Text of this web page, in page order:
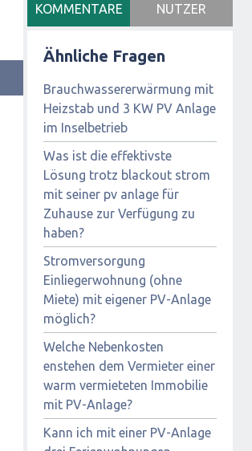
KOMMENTARE NUTZER
Ähnliche Fragen
Brauchwassererwärmung mit
Heizstab und 3 KW PV Anlage
im Inselbetrieb
Was ist die effektivste
Lösung trotz blackout strom
mit seiner pv anlage für
Zuhause zur Verfügung zu
haben?
Stromversorgung
Einliegerwohnung (ohne
Miete) mit eigener PV-Anlage
möglich?
Welche Nebenkosten
enstehen dem Vermieter einer
warm vermieteten Immobilie
mit PV-Anlage?
Kann ich mit einer PV-Anlage